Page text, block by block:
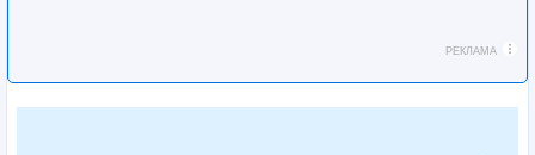
РЕКЛАМА